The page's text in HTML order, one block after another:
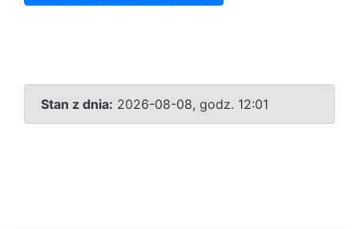
Stan z dnia: 2026-08-08, godz. 12:01